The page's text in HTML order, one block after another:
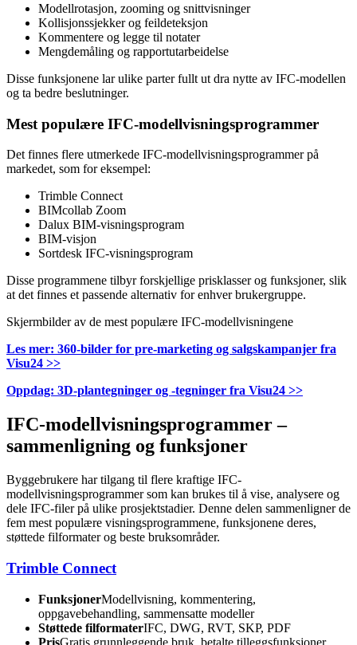
Modellrotasjon, zooming og snittvisninger
Kollisjonssjekker og feildeteksjon
Kommentere og legge til notater
Mengdemåling og rapportutarbeidelse
Disse funksjonene lar ulike parter fullt ut dra nytte av IFC-modellen
og ta bedre beslutninger.
Mest populære IFC-modellvisningsprogrammer
Det finnes flere utmerkede IFC-modellvisningsprogrammer på
markedet, som for eksempel:
Trimble Connect
BIMcollab Zoom
Dalux BIM-visningsprogram
BIM-visjon
Sortdesk IFC-visningsprogram
Disse programmene tilbyr forskjellige prisklasser og funksjoner, slik
at det finnes et passende alternativ for enhver brukergruppe.
Skjermbilder av de mest populære IFC-modellvisningene
Les mer: 360-bilder for pre-marketing og salgskampanjer fra
Visu24 >>
Oppdag: 3D-plantegninger og -tegninger fra Visu24 >>
IFC-modellvisningsprogrammer –
sammenligning og funksjoner
Byggebrukere har tilgang til flere kraftige IFC-
modellvisningsprogrammer som kan brukes til å vise, analysere og
dele IFC-filer på ulike prosjektstadier. Denne delen sammenligner de
fem mest populære visningsprogrammene, funksjonene deres,
støttede filformater og beste bruksområder.
Trimble Connect
FunksjonerModellvisning, kommentering,
oppgavebehandling, sammensatte modeller
Støttede filformaterIFC, DWG, RVT, SKP, PDF
PrisGratis grunnleggende bruk, betalte tilleggsfunksjoner